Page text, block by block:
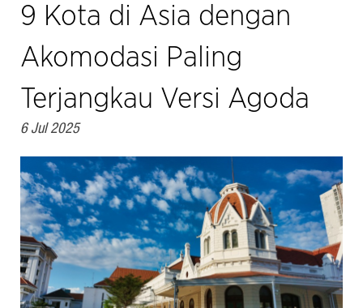
9 Kota di Asia dengan
Akomodasi Paling
Terjangkau Versi Agoda
6 Jul 2025